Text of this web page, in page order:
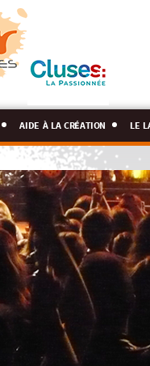
aide à la création le